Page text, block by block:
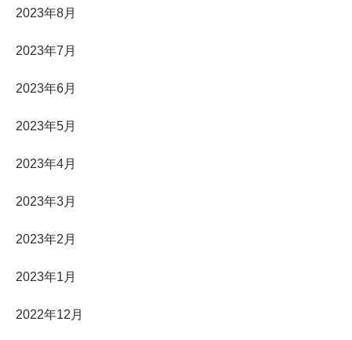
2023年8月
2023年7月
2023年6月
2023年5月
2023年4月
2023年3月
2023年2月
2023年1月
2022年12月